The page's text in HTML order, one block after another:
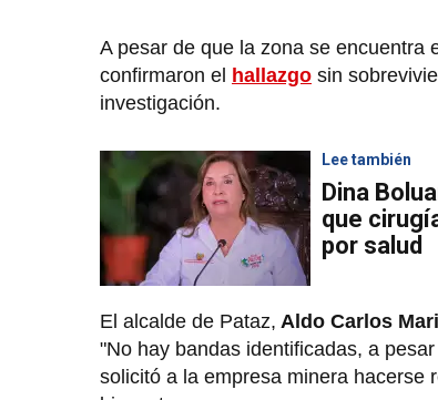
A pesar de que la zona se encuentra
confirmaron el hallazgo sin
investigación.
Lee también
Dina
que
por salud
El alcalde de Pataz, Aldo Carlos
"No hay bandas identificadas, a
solicitó a la empresa minera hacerse